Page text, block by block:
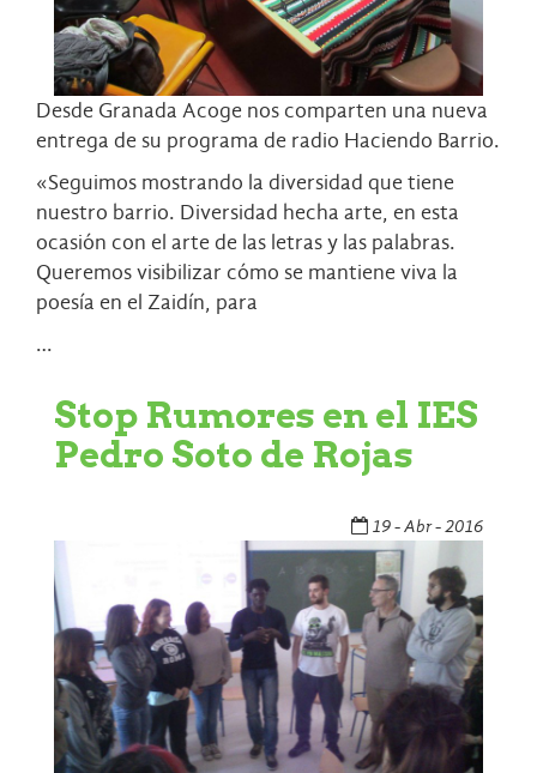
Desde Granada Acoge nos comparten una nueva
entrega de su programa de radio Haciendo Barrio.
«Seguimos mostrando la diversidad que tiene
nuestro barrio. Diversidad hecha arte, en esta
ocasión con el arte de las letras y las palabras.
Queremos visibilizar cómo se mantiene viva la
poesía en el Zaidín, para
…
Stop Rumores en el IES
Pedro Soto de Rojas
19 - Abr - 2016